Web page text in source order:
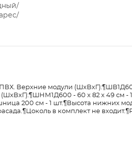
Верхние модули (ШхВхГ):¶ШВ1Д600
- 60 х 82 х 49 см -
200 см - 1 шт.¶Высота нижних
в комплект не